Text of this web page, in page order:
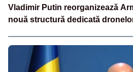
Vladimir Putin reorganizează
nouă structură dedicată